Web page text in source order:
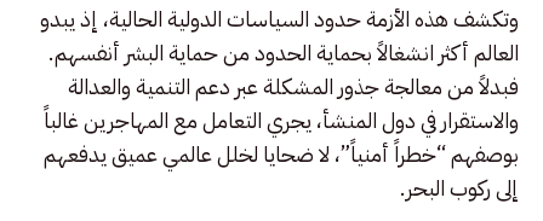
وتكشف هذه الأزمة حدود السياسات الدولية الحالية، إذ يبدو
العالم أكثر انشغالاً بحماية الحدود من حماية البشر أنفسهم.
فبدلاً من معالجة جذور المشكلة عبر دعم التنمية والعدالة
والاستقرار في دول المنشأ، يجري التعامل مع المهاجرين غالباً
بوصفهم “خطراً أمنياً”، لا ضحايا لخلل عالمي عميق يدفعهم
إلى ركوب البحر.